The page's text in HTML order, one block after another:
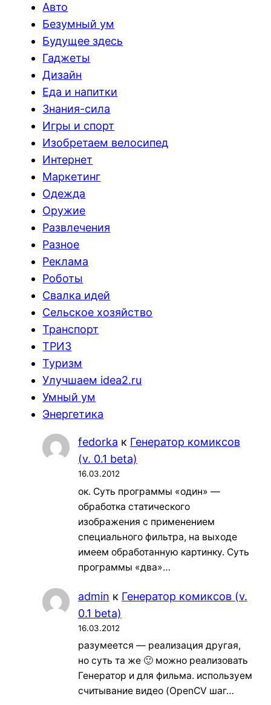
Авто
Безумный ум
Будущее здесь
Гаджеты
Дизайн
Еда и напитки
Знания-сила
Игры и спорт
Изобретаем велосипед
Интернет
Маркетинг
Одежда
Оружие
Развлечения
Разное
Реклама
Роботы
Свалка идей
Сельское хозяйство
Транспорт
ТРИЗ
Туризм
Улучшаем idea2.ru
Умный ум
Энергетика
fedorka к Генератор комиксов
(v. 0.1 beta)
16.03.2012
ок. Суть программы «один» —
обработка статического
изображения с применением
специального фильтра, на выходе
имеем обработанную картинку. Суть
программы «два»…
admin к Генератор комиксов (v.
0.1 beta)
16.03.2012
разумеется — реализация другая,
но суть та же 🙂 можно реализовать
Генератор и для фильма. используем
считывание видео (OpenCV шаг…